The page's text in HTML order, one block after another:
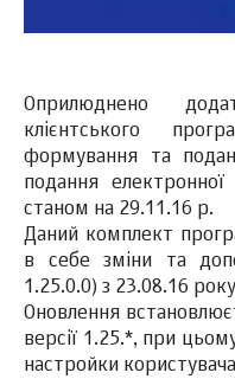
Оприлюднено
клієнтського
формування та
подання електронної
станом на 29.11.16 р.
Даний комплект
в себе зміни та
1.25.0.0) з 23.08.16
Оновлення
версії 1.25.*, при
настройки